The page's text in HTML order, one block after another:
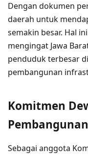
Dengan dokumen
daerah untuk
semakin besar. Hal
mengingat Jawa
penduduk terbesar
pembangunan
Komitmen
Pembangunan
Sebagai anggota